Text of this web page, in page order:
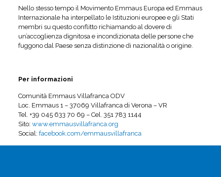
Nello stesso tempo il Movimento Emmaus Europa ed Emmaus
Internazionale ha interpellato le Istituzioni europee e gli Stati
membri su questo conflitto richiamando al dovere di
un’accoglienza dignitosa e incondizionata delle persone che
fuggono dal Paese senza distinzione di nazionalità o origine.
Per informazioni
Comunità Emmaus Villafranca ODV
Loc. Emmaus 1 – 37069 Villafranca di Verona – VR
Tel. +39 045 633 70 69 – Cel. 351 783 1144
Sito: www.emmausvillafranca.org
Social: facebook.com/emmausvillafranca